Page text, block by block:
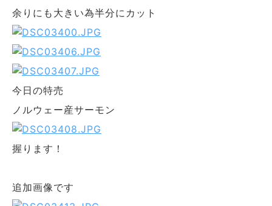
余りにも大きい為半分にカット
今日の特売
ノルウェー産サーモン
握ります！
追加画像です